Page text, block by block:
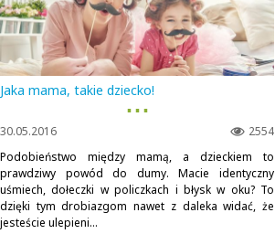
Jaka mama, takie dziecko!
▪ ▪ ▪
2554
30.05.2016
Podobieństwo między mamą, a dzieckiem to
prawdziwy powód do dumy. Macie identyczny
uśmiech, dołeczki w policzkach i błysk w oku? To
dzięki tym drobiazgom nawet z daleka widać, że
jesteście ulepieni...